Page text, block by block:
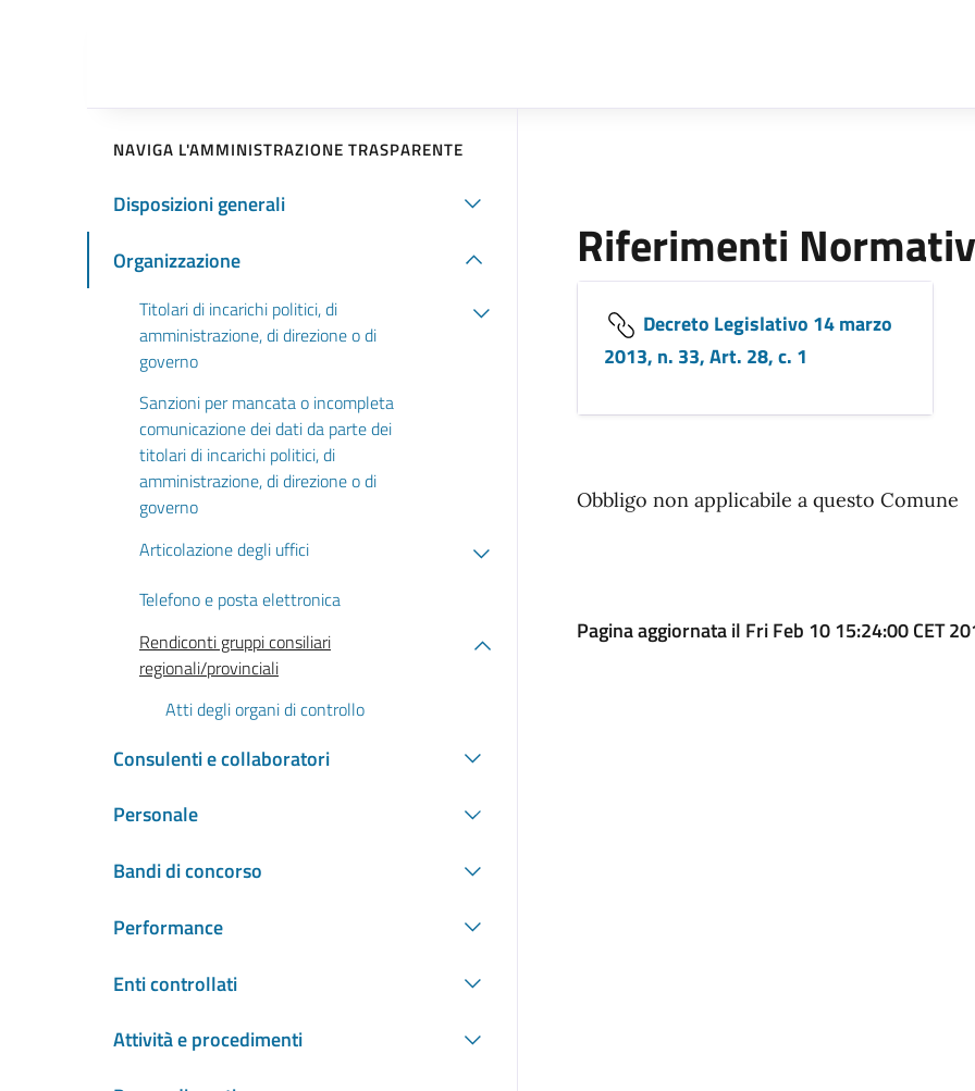
NAVIGA L'AMMINISTRAZIONE TRASPARENTE
Disposizioni generali
Organizzazione
Titolari di incarichi politici, di
amministrazione, di direzione o di
governo
Sanzioni per mancata o incompleta
comunicazione dei dati da parte dei
titolari di incarichi politici, di
amministrazione, di direzione o di
governo
Articolazione degli uffici
Telefono e posta elettronica
Rendiconti gruppi consiliari
regionali/provinciali
Atti degli organi di controllo
Consulenti e collaboratori
Personale
Bandi di concorso
Performance
Enti controllati
Attività e procedimenti
Riferimenti
Decreto Legislativo 14 marzo
2013, n. 33, Art. 28, c. 1
Obbligo non applicabile a questo Comune
Pagina aggiornata il Fri Feb 10 15:24:00 CET